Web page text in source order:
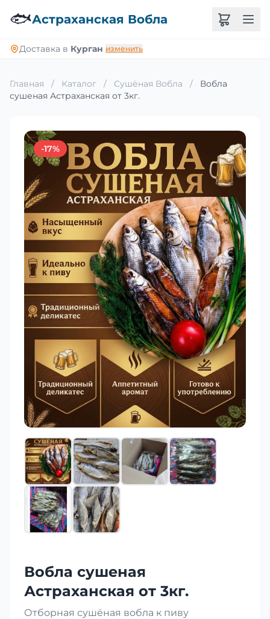
🐟Астраханская Вобла
Доставка в Курган изменить
Главная / Каталог / Сушёная Вобла /
Вобла
сушеная Астраханская от 3кг.
-17%
Вобла сушеная
Астраханская от 3кг.
Отборная сушёная вобла к пиву